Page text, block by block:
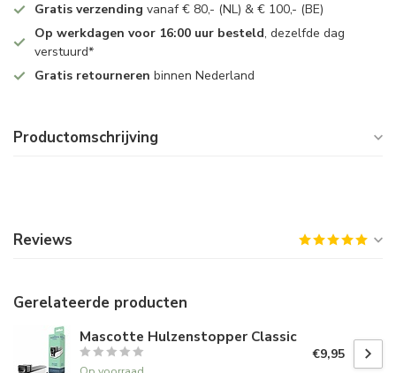
Gratis verzending vanaf € 80,- (NL) & € 100,- (BE)
Op werkdagen voor 16:00 uur besteld, dezelfde dag
verstuurd*
Gratis retourneren binnen Nederland
Productomschrijving
Reviews
Gerelateerde producten
Mascotte Hulzenstopper Classic
€9,95